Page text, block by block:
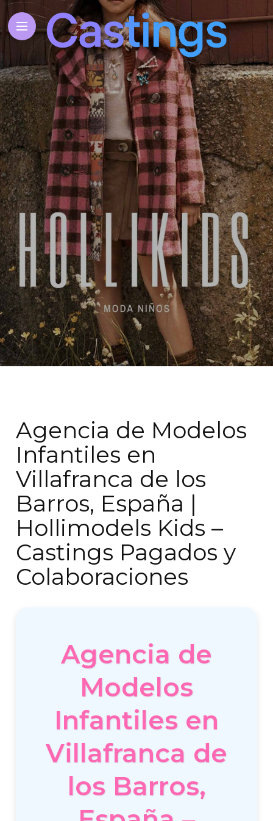
Agencia de Modelos
Infantiles en
Villafranca de los
Barros, España |
Hollimodels Kids –
Castings Pagados y
Colaboraciones
Agencia de
Modelos
Infantiles en
Villafranca de
los Barros,